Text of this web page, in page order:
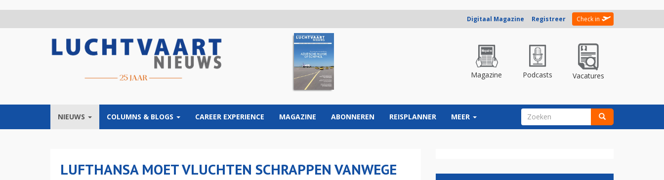
Digitaal Magazine Registreer Check in
Magazine Podcasts Vacatures
NIEUWS COLUMNS & BLOGS CAREER EXPERIENCE MAGAZINE ABONNEREN REISPLANNER MEER ZOEKVELD
LUFTHANSA MOET VLUCHTEN SCHRAPPEN VANWEGE